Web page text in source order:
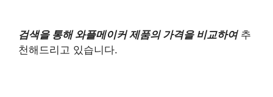
검색을 통해 와플메이커 제품의 가격을 비교하여추
천해드리고 있습니다.